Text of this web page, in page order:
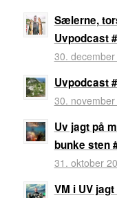
Sælerne,
Uvpodcast
30.
Uvpodcast
30.
Uv jagt på
bunke sten
31. oktober
VM i UV